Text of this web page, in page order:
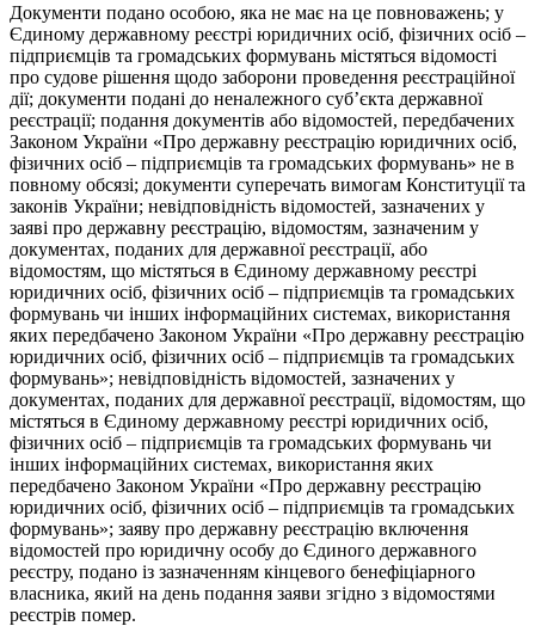
Документи подано особою, яка не має на це повноважень; у
Єдиному державному реєстрі юридичних осіб, фізичних осіб –
підприємців та громадських формувань містяться відомості
про судове рішення щодо заборони проведення реєстраційної
дії; документи подані до неналежного суб’єкта державної
реєстрації; подання документів або відомостей, передбачених
Законом України «Про державну реєстрацію юридичних осіб,
фізичних осіб – підприємців та громадських формувань» не в
повному обсязі; документи суперечать вимогам Конституції та
законів України; невідповідність відомостей, зазначених у
заяві про державну реєстрацію, відомостям, зазначеним у
документах, поданих для державної реєстрації, або
відомостям, що містяться в Єдиному державному реєстрі
юридичних осіб, фізичних осіб – підприємців та громадських
формувань чи інших інформаційних системах, використання
яких передбачено Законом України «Про державну реєстрацію
юридичних осіб, фізичних осіб – підприємців та громадських
формувань»; невідповідність відомостей, зазначених у
документах, поданих для державної реєстрації, відомостям, що
містяться в Єдиному державному реєстрі юридичних осіб,
фізичних осіб – підприємців та громадських формувань чи
інших інформаційних системах, використання яких
передбачено Законом України «Про державну реєстрацію
юридичних осіб, фізичних осіб – підприємців та громадських
формувань»; заяву про державну реєстрацію включення
відомостей про юридичну особу до Єдиного державного
реєстру, подано із зазначенням кінцевого бенефіціарного
власника, який на день подання заяви згідно з відомостями
реєстрів помер.